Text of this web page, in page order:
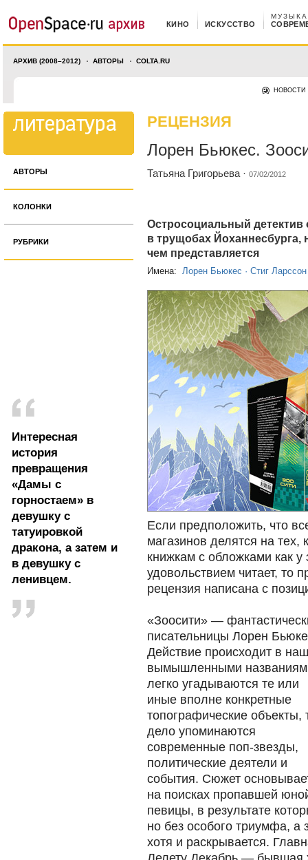
КИНО ИСКУССТВО
МУЗЫКА
АРХИВ (2008–2012) АВТОРЫ COLTA.RU
НОВОСТИ
АВТОРЫ
КОЛОНКИ
РУБРИКИ
Интересная
история
превращения
«Дамы с
горностаем» в
девушку с
татуировкой
дракона, а затем и
в девушку с
ленивцем.
РЕЦЕНЗИЯ
Лорен Бьюкес.
Татьяна Григорьева · 07/02/2012
Остросоциальный
в трущобах Йоханнесбурга,
чем представляется
Имена: Лорен Бьюкес · Стиг Ларссон
Если предположить, что
магазинов делятся на тех,
книжкам с обложками как у
удовольствием читает, то
рецензия написана с
«Зоосити» —
писательницы Лорен
Действие происходит в
вымышленными
легко угадываются те или
иные вполне конкретные
топографические объекты,
дело упоминаются
современные поп-звезды,
политические деятели и
события. Сюжет
на поисках пропавшей
певицы, в результате
но без особого триумфа, а
хотя и раскрывается.